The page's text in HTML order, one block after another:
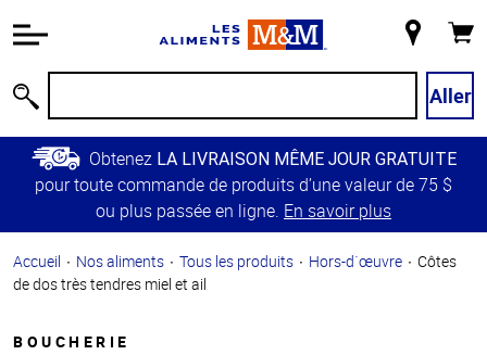
relative à
Passer
contenu
principal
Retour à
principale
magasin
Aller
Obtenez LA LIVRAISON MÊME JOUR GRATUITE
pour toute commande de produits d’une valeur de 75 $
ou plus passée en ligne. En savoir plus
Accueil Nos aliments Tous les produits Hors-d`œuvre
Côtes
de dos très tendres miel et ail
BOUCHERIE